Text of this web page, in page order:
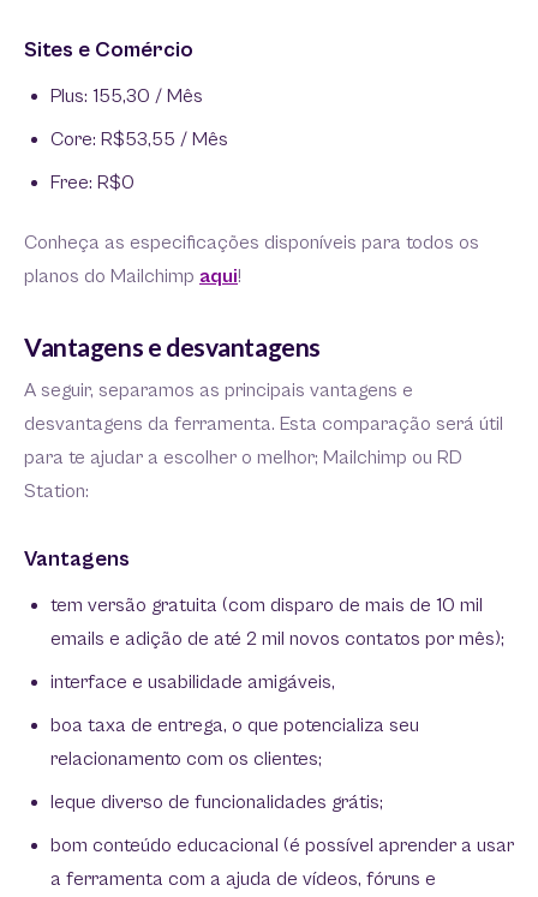
Sites e Comércio
Plus: 155,30 / Mês
Core: R$53,55 / Mês
Free: R$0
Conheça as especificações disponíveis para todos os
planos do Mailchimp aqui!
Vantagens e desvantagens
A seguir, separamos as principais vantagens e
desvantagens da ferramenta. Esta comparação será útil
para te ajudar a escolher o melhor; Mailchimp ou RD
Station:
Vantagens
tem versão gratuita (com disparo de mais de 10 mil
emails e adição de até 2 mil novos contatos por mês);
interface e usabilidade amigáveis,
boa taxa de entrega, o que potencializa seu
relacionamento com os clientes;
leque diverso de funcionalidades grátis;
bom conteúdo educacional (é possível aprender a usar
a ferramenta com a ajuda de vídeos, fóruns e